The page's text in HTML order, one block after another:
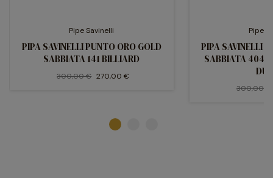
Pipe Savinelli
PIPA SAVINELLI PUNTO ORO GOLD
SABBIATA 141 BILLIARD
300,00 € 270,00 €
Pipe
PIPA SAVINELLI
SABBIATA 404
300,00 €